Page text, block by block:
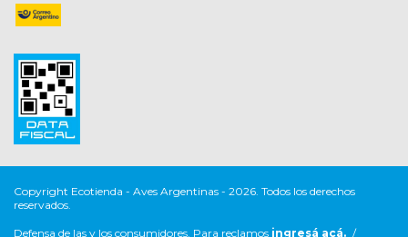
Copyright Ecotienda - Aves Argentinas - 2026. Todos los derechos
reservados.
Defensa de las y los consumidores. Para reclamos ingresá acá. /